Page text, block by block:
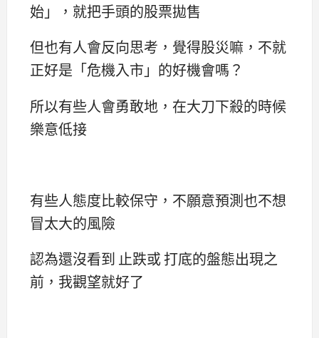
始」，就把手頭的股票拋售
但也有人會反向思考，覺得股災嘛，不就
正好是「危機入市」的好機會嗎？
所以有些人會勇敢地，在大刀下殺的時候
樂意低接
有些人態度比較保守，不願意預測也不想
冒太大的風險
認為還沒看到 止跌或 打底的盤態出現之
前，我觀望就好了